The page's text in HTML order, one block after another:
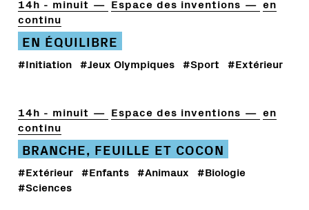
14h - minuit Espace des inventions
en
continu
EN ÉQUILIBRE
#Initiation #Jeux Olympiques #Sport #Extérieur
14h - minuit Espace des inventions
en
continu
BRANCHE, FEUILLE ET COCON
#Extérieur #Enfants #Animaux #Biologie
#Sciences